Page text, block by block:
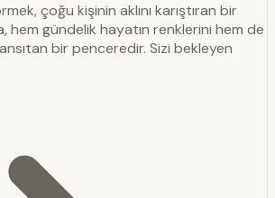
çoğu kişinin aklını karıştıran bir
hem gündelik hayatın renklerini hem de
bir penceredir. Sizi bekleyen